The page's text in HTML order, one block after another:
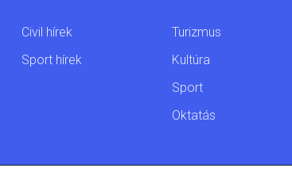
Civil hírek
Sport hírek
Turizmus
Kultúra
Sport
Oktatás